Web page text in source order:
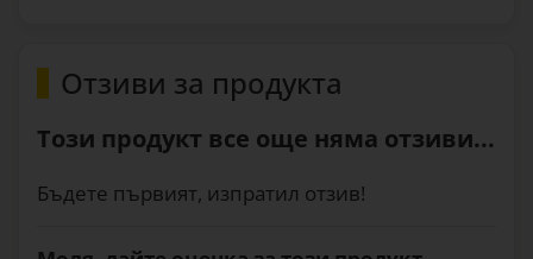
Отзиви за продукта
Този продукт все още няма отзиви...
Бъдете първият, изпратил отзив!